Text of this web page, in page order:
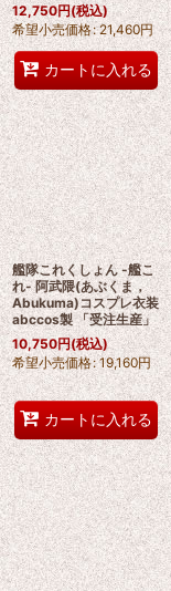
12,750円(税込)
希望小売価格: 21,460円
カートに入れる
艦隊これくしょん -艦こ
れ- 阿武隈(あぶくま，
Abukuma)コスプレ衣装
abccos製 「受注生産」
10,750円(税込)
希望小売価格: 19,160円
カートに入れる